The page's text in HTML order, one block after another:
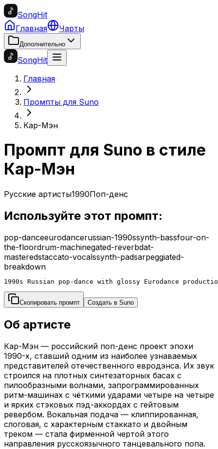
SongHit
Главная
Чарты
Дополнительно
SongHit
Главная
Промпты для Suno
Кар-Мэн
Промпт для Suno в стиле
Кар-Мэн
Русские артисты1990Поп-денс
Используйте этот промпт:
pop-danceeurodancerussian-1990ssynth-bassfour-on-
the-floordrum-machinegated-reverbdat-
masteredstaccato-vocalssynth-padsarpeggiated-
breakdown
1990s Russian pop-dance with glossy Eurodance
Скопировать промпт Создать в Suno
Об артисте
Кар-Мэн — российский поп-денс проект эпохи
1990-х, ставший одним из наиболее узнаваемых
представителей отечественного евродэнса. Их звук
строился на плотных синтезаторных басах с
пилообразными волнами, запрограммированных
ритм-машинах с чёткими ударами четыре на четыре
и ярких стэковых пэд-аккордах с гейтовым
ревербом. Вокальная подача — клиппированная,
слоговая, с характерным стаккато и двойным
треком — стала фирменной чертой этого
направления русскоязычного танцевального попа.